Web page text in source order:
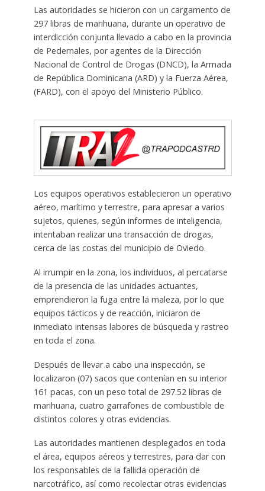
Las autoridades se hicieron con un cargamento de
297 libras de marihuana, durante un operativo de
interdicción conjunta llevado a cabo en la provincia
de Pedernales, por agentes de la Dirección
Nacional de Control de Drogas (DNCD), la Armada
de República Dominicana (ARD) y la Fuerza Aérea,
(FARD), con el apoyo del Ministerio Público.
Los equipos operativos establecieron un operativo
aéreo, marítimo y terrestre, para apresar a varios
sujetos, quienes, según informes de inteligencia,
intentaban realizar una transacción de drogas,
cerca de las costas del municipio de Oviedo.
Al irrumpir en la zona, los individuos, al percatarse
de la presencia de las unidades actuantes,
emprendieron la fuga entre la maleza, por lo que
equipos tácticos y de reacción, iniciaron de
inmediato intensas labores de búsqueda y rastreo
en toda el zona.
Después de llevar a cabo una inspección, se
localizaron (07) sacos que contenían en su interior
161 pacas, con un peso total de 297.52 libras de
marihuana, cuatro garrafones de combustible de
distintos colores y otras evidencias.
Las autoridades mantienen desplegados en toda
el área, equipos aéreos y terrestres, para dar con
los responsables de la fallida operación de
narcotráfico, así como recolectar otras evidencias